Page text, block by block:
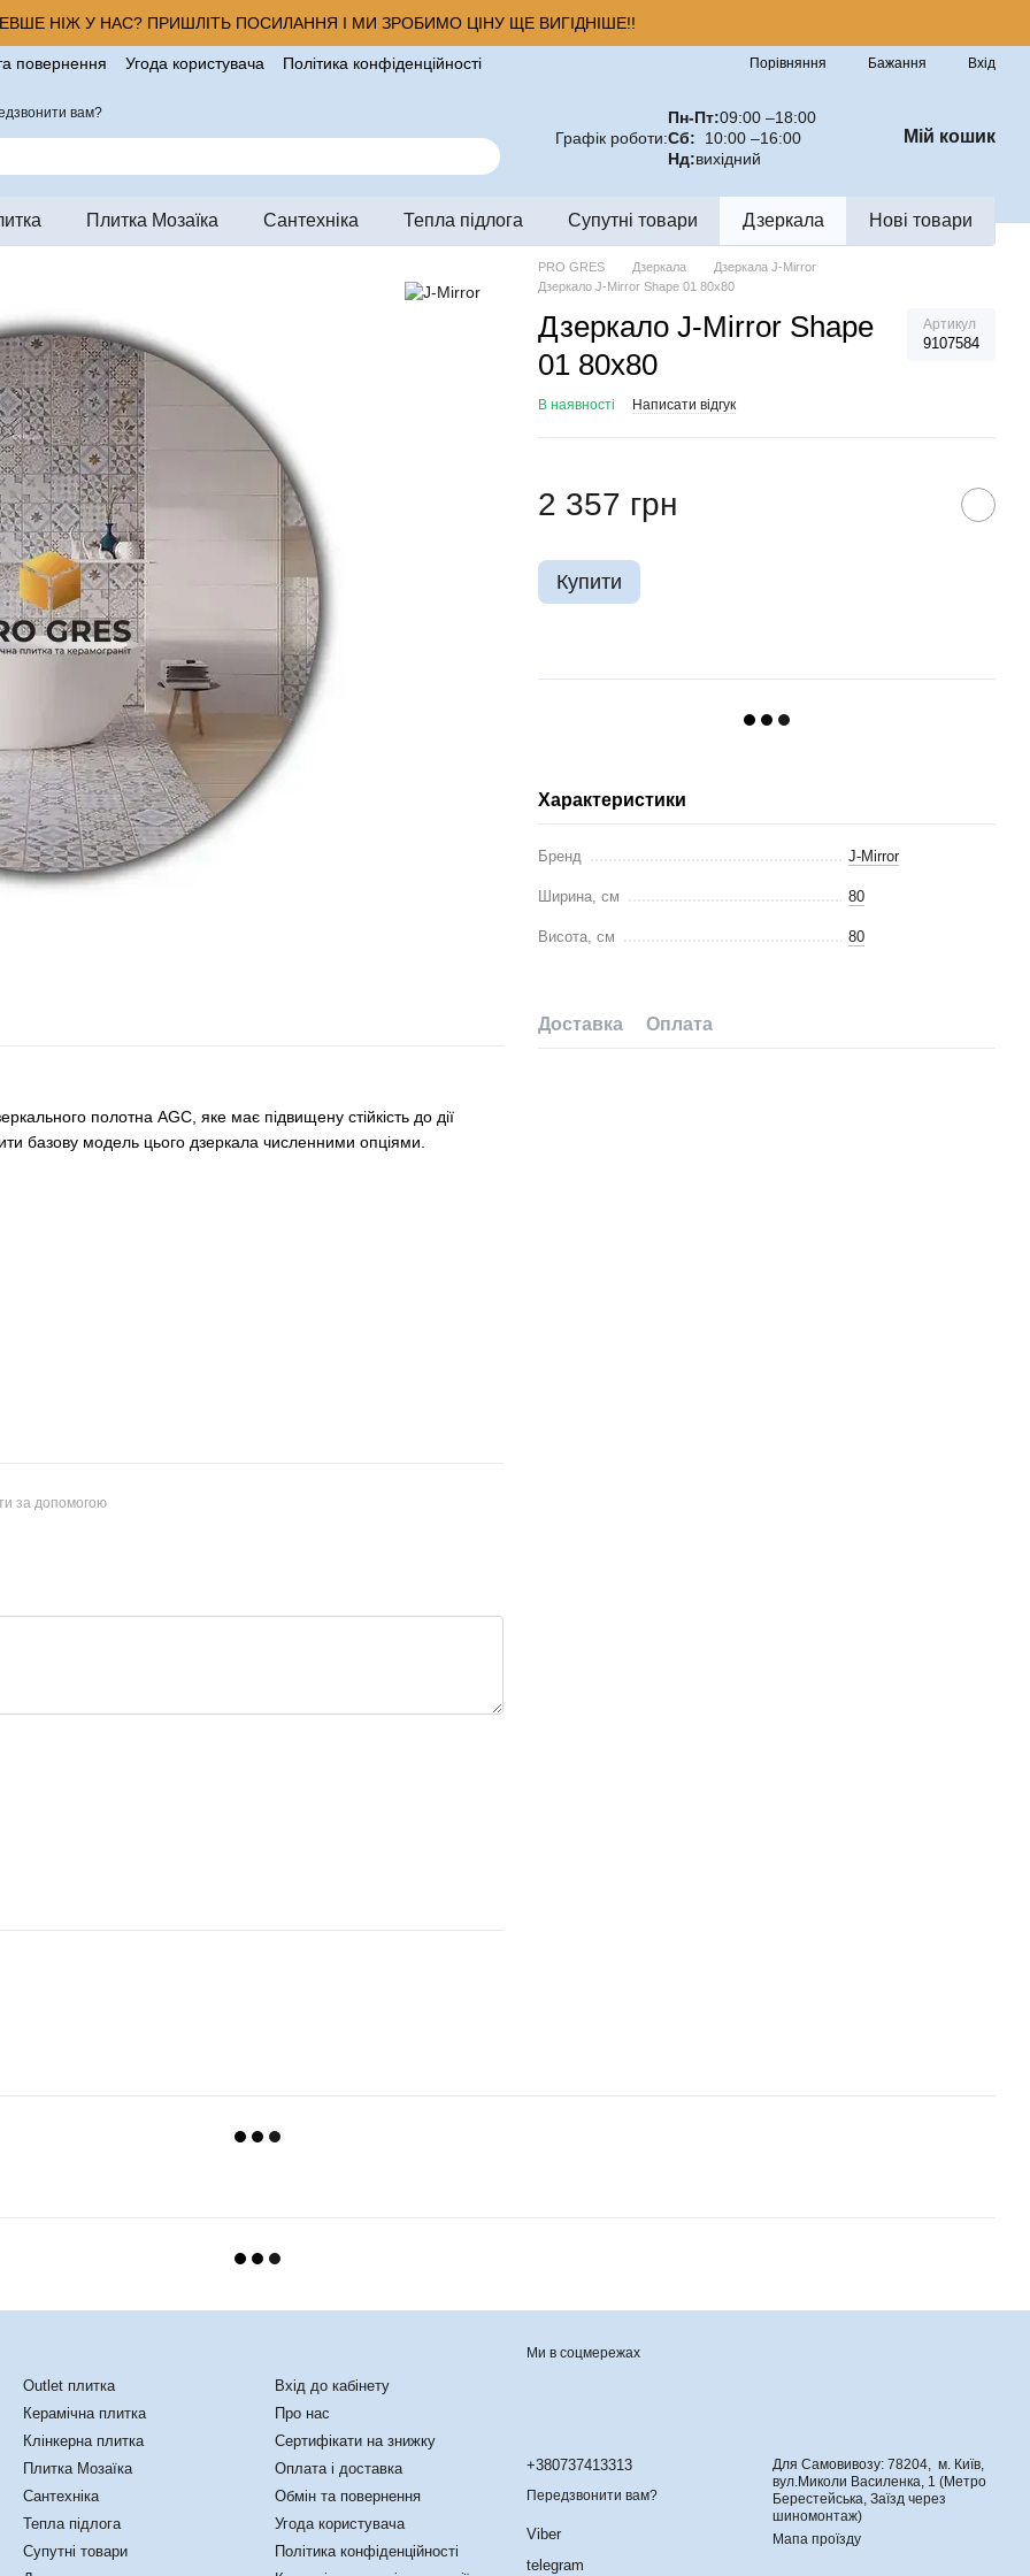
НІЖ У НАС? ПРИШЛІТЬ ПОСИЛАННЯ І МИ ЗРОБИМО ЦІНУ ЩЕ ВИГІДНІШЕ!!
повернення Угода користувача
Політика конфіденційності
Порівняння Бажання Вхід
вам?
Графік роботи:
Пн-Пт:09:00 –18:00
Сб: 10:00 –16:00
Нд:вихідний
Мій кошик
Плитка Мозаїка Сантехніка Тепла підлога Супутні товари Дзеркала Нові товари
PRO GRES Дзеркала
Дзеркала J-Mirror
Дзеркало J-Mirror Shape 01 80x80
Дзеркало J-Mirror Shape
01 80x80
Артикул
9107584
В наявності Написати відгук
2 357 грн
Купити
Характеристики
Бренд J-Mirror
Ширина, см 80
Висота, см 80
Доставка Оплата
полотна AGC, яке має підвищену стійкість до дії
базову модель цього дзеркала численними опціями.
за допомогою
Outlet плитка
Керамічна плитка
Клінкерна плитка
Плитка Мозаїка
Сантехніка
Тепла підлога
Супутні товари
Вхід до кабінету
Про нас
Сертифікати на знижку
Оплата і доставка
Обмін та повернення
Угода користувача
Політика конфіденційності
Ми в соцмережах
+380737413313
Передзвонити вам?
Viber
telegram
Для Самовивозу: 78204, м. Київ,
вул.Миколи Василенка, 1 (Метро
Берестейська, Заїзд через
шиномонтаж)
Мапа проїзду